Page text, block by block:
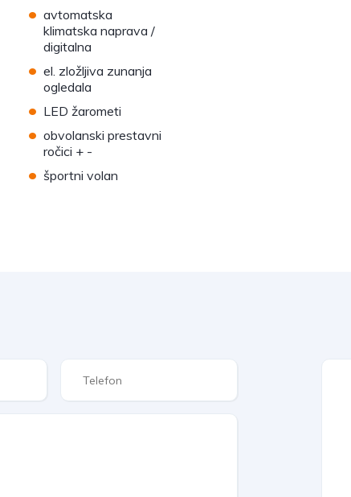
• avtomatska
klimatska naprava /
digitalna
• el. zložljiva zunanja
ogledala
• LED žarometi
• obvolanski prestavni
ročici + -
• športni volan